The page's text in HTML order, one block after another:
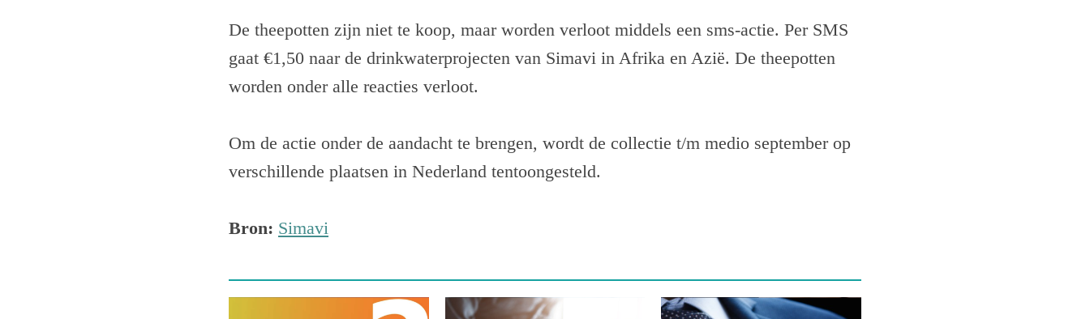
De theepotten zijn niet te koop, maar worden verloot middels een sms-actie. Per SMS
gaat €1,50 naar de drinkwaterprojecten van Simavi in Afrika en Azië. De theepotten
worden onder alle reacties verloot.
Om de actie onder de aandacht te brengen, wordt de collectie t/m medio september op
verschillende plaatsen in Nederland tentoongesteld.
Bron: Simavi